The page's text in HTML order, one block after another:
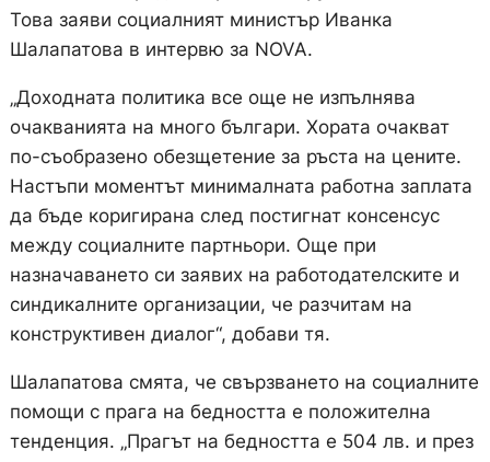
Това заяви социалният министър Иванка
Шалапатова в интервю за NOVA.
„Доходната политика все още не изпълнява
очакванията на много българи. Хората очакват
по-съобразено обезщетение за ръста на цените.
Настъпи моментът минималната работна заплата
да бъде коригирана след постигнат консенсус
между социалните партньори. Още при
назначаването си заявих на работодателските и
синдикалните организации, че разчитам на
конструктивен диалог“, добави тя.
Шалапатова смята, че свързването на социалните
помощи с прага на бедността е положителна
тенденция. „Прагът на бедността е 504 лв. и през